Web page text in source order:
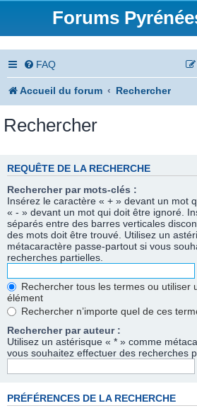
Forums
FAQ
Accueil du forum Rechercher
Rechercher
REQUÊTE DE LA RECHERCHE
Rechercher par mots-clés :
Insérez le caractère « + » devant un mot
« - » devant un mot qui doit être ignoré.
séparés entre des barres verticales
des mots doit être trouvé. Utilisez un
métacaractère passe-partout si vous
recherches partielles.
Rechercher tous les termes ou utiliser
élément
Rechercher n’importe quel de ces
Rechercher par auteur :
Utilisez un astérisque « * » comme
vous souhaitez effectuer des recherches
PRÉFÉRENCES DE LA RECHERCHE